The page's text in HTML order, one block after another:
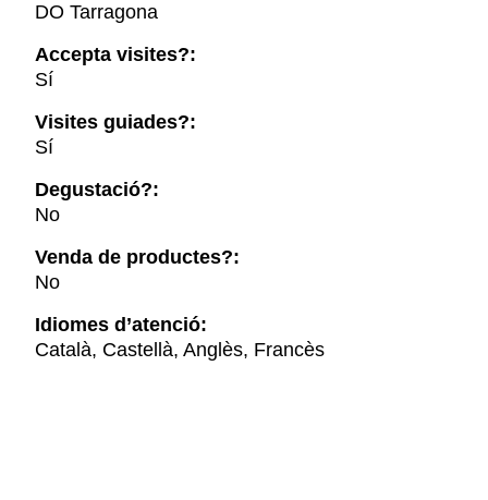
DO Tarragona
Accepta visites?:
Sí
Visites guiades?:
Sí
Degustació?:
No
Venda de productes?:
No
Idiomes d’atenció:
Català, Castellà, Anglès, Francès